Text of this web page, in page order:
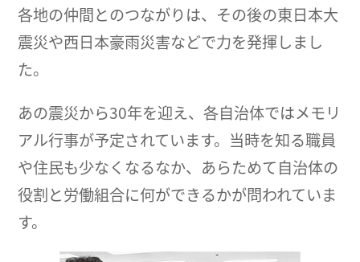
各地の仲間とのつながりは、その後の東日本大
震災や西日本豪雨災害などで力を発揮しまし
た。
あの震災から30年を迎え、各自治体ではメモリ
アル行事が予定されています。当時を知る職員
や住民も少なくなるなか、あらためて自治体の
役割と労働組合に何ができるかが問われていま
す。